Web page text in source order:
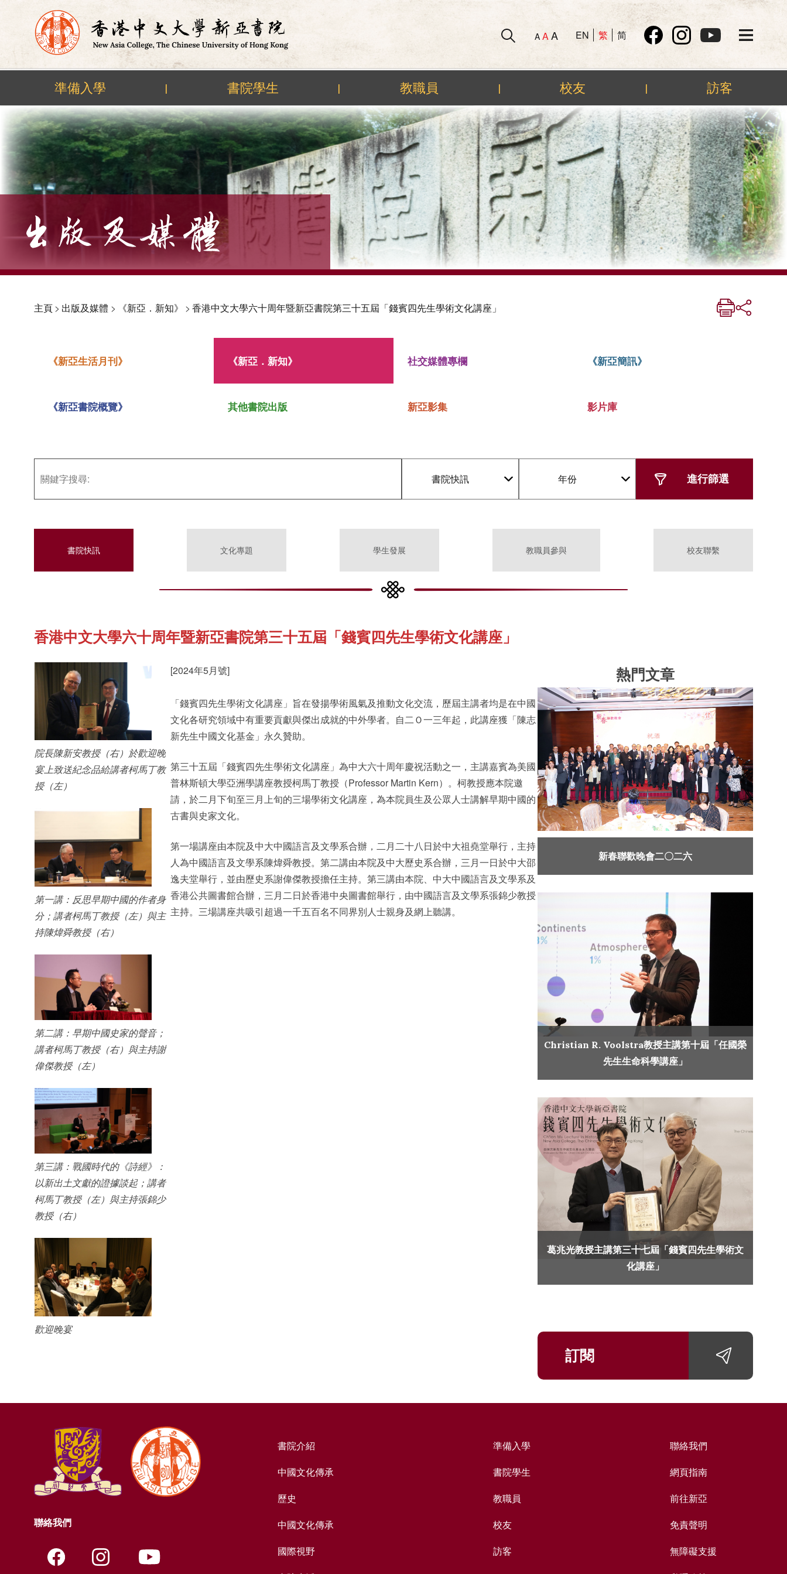
Skip
content
A AA EN 繁 简
準備入學 | 書院學生 | 教職員 | 校友 | 訪客
主頁> 出版及媒體 > 《新亞．新知》 > 香港中文大學六十周年暨新亞書院第三十五屆「錢賓四先生學術文化講座」
《新亞生活月刊》 《新亞．新知》 社交媒體專欄 《新亞簡訊》
《新亞書院概覽》 其他書院出版 新亞影集 影片庫
書院快訊 年份
書院快訊 文化專題 學生發展 教職員參與 校友聯繫
香港中文大學六十周年暨新亞書院第三十五屆「錢賓四先生學術文化講座」
院長陳新安教授（右）於歡迎晚
宴上致送紀念品給講者柯馬丁教
授（左）
第一講：反思早期中國的作者身
分；講者柯馬丁教授（左）與主
持陳煒舜教授（右）
第二講：早期中國史家的聲音；
講者柯馬丁教授（右）與主持謝
偉傑教授（左）
第三講：戰國時代的《詩經》：
以新出土文獻的證據談起；講者
柯馬丁教授（左）與主持張錦少
教授（右）
歡迎晚宴
[2024年5月號]
「錢賓四先生學術文化講座」旨在發揚學術風氣及推動文化交流，歷屆主講者均是在中國
文化各研究領域中有重要貢獻與傑出成就的中外學者。自二Ｏ一三年起，此講座獲「陳志
新先生中國文化基金」永久贊助。
第三十五屆「錢賓四先生學術文化講座」為中大六十周年慶祝活動之一，主講嘉賓為美國
普林斯頓大學亞洲學講座教授柯馬丁教授（Professor Martin Kern）。柯教授應本院邀
請，於二月下旬至三月上旬的三場學術文化講座，為本院員生及公眾人士講解早期中國的
古書與史家文化。
第一場講座由本院及中大中國語言及文學系合辦，二月二十八日於中大祖堯堂舉行，主持
人為中國語言及文學系陳煒舜教授。第二講由本院及中大歷史系合辦，三月一日於中大邵
逸夫堂舉行，並由歷史系謝偉傑教授擔任主持。第三講由本院、中大中國語言及文學系及
香港公共圖書館合辦，三月二日於香港中央圖書館舉行，由中國語言及文學系張錦少教授
主持。三場講座共吸引超過一千五百名不同界別人士親身及網上聽講。
熱門文章
新春聯歡晚會二〇二六
Christian R. Voolstra教授主講第十屆「任國榮
先生生命科學講座」
葛兆光教授主講第三十七屆「錢賓四先生學術文
化講座」
訂閱
聯絡我們
書院介紹
中國文化傳承
歷史
中國文化傳承
國際視野
準備入學
書院學生
教職員
校友
訪客
聯絡我們
網頁指南
前往新亞
免責聲明
無障礙支援